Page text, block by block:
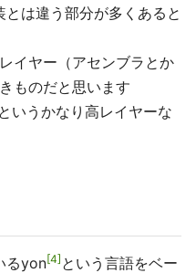
は違う部分が多くあると
イヤー（アセンブラとか
ものだと思います
いうかなり高レイヤーな
るyon 4 という言語をベー